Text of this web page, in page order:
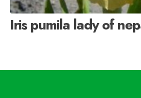
Iris pumila lady of